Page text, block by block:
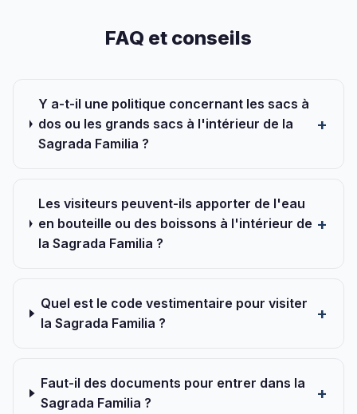
FAQ et conseils
Y a-t-il une politique concernant les sacs à
dos ou les grands sacs à l'intérieur de la
Sagrada Familia ?
Les visiteurs peuvent-ils apporter de l'eau
en bouteille ou des boissons à l'intérieur de
la Sagrada Familia ?
Quel est le code vestimentaire pour visiter
la Sagrada Familia ?
Faut-il des documents pour entrer dans la
Sagrada Familia ?